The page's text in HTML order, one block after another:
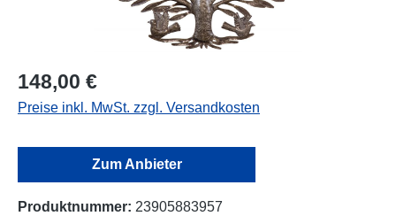
148,00 €
Preise inkl. MwSt. zzgl. Versandkosten
Zum Anbieter
Produktnummer: 23905883957